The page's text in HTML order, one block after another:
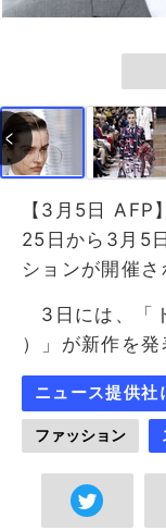
【3月5日 AFP
25日から3月5
ションが開催さ
3日には、「
）」が新作を
ニュース提供社
ファッション